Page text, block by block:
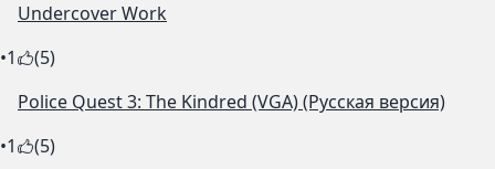
Undercover Work
•1
(5)
Police Quest 3: The Kindred (VGA) (Русская версия)
•1
(5)